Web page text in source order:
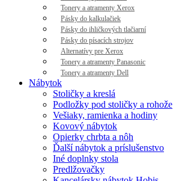
Tonery a atramenty Xerox
Pásky do kalkulačiek
Pásky do ihličkových tlačiarní
Pásky do písacích strojov
Alternatívy pre Xerox
Tonery a atramenty Panasonic
Tonery a atramenty Dell
Nábytok
Stoličky a kreslá
Podložky pod stoličky a rohože
Vešiaky, ramienka a hodiny
Kovový nábytok
Opierky chrbta a nôh
Ďalší nábytok a príslušenstvo
Iné doplnky stola
Predlžovačky